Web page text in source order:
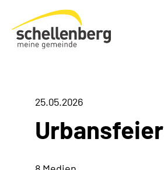
Gemeinde Schellenberg Startseite
25.05.2026
Urbansfeier